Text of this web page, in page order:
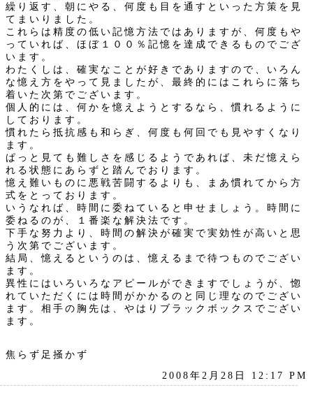
繰り返す、朝にやる、何度も目を通すといった方策を見
てまいりました。
これらは精度の低い記憶方法ではありますが、何度もや
っていれば、ほぼ１００％記憶を達成できるものでござ
います。
わたくしは、確実なことが好きでありますので、いろん
な憶え方をやって見ましたが、最終的にはこれらに落ち
着いた次第でございます。
個人的には、何かを憶えようとするなら、慣れるように
しております。
慣れたら抵抗感も和らぎ、何度も何回でも見やすくなり
ます。
ぱっと見ても難しさを感じるようであれば、未だ憶えら
れる状態にあらずと踏んでおります。
憶え難いものに悪戦苦闘するよりも、まあ慣れてから方
式をとっております。
いうなれば、時間に委ねていると申せましょう。時間に
委ねるのが、１番楽な解決法です。
下手な努力より、時間の解決が確実で実効性が高いと思
う次第でございます。
結局、憶えるというのは、憶えるまで待つものでござい
ます。
異性にはいろいろなアピールができますでしょうが、惚
れていただくには時間がかかるのと同じ理なのでござい
ます。相手の胸先は、やはりブラックボックスでござい
ます。
焦らず足掻かず
2008年2月28日 12:17 PM